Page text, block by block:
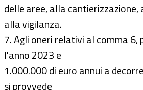
delle aree, alla cantierizzazione,
alla vigilanza.
7. Agli oneri relativi al comma 6,
l'anno 2023 e
1.000.000 di euro annui a
si provvede